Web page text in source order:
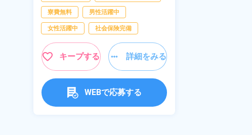
寮費無料 男性活躍中
女性活躍中 社会保険完備
キープする 詳細をみる
WEBで応募する